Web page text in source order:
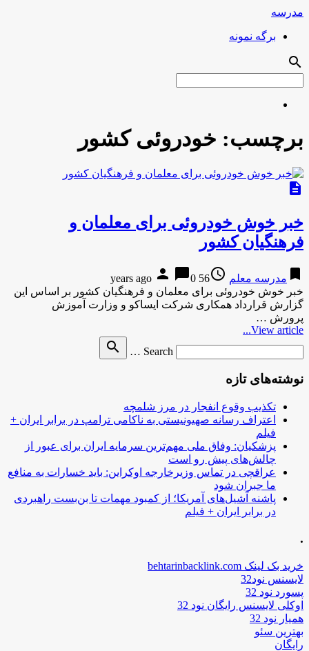
مدرسه
برگه نمونه
search
برچسب: خودروئی کشور
description
خبر خوش خودروئی برای معلمان و
فرهنگیان کشور
bookmark مدرسه معلم access_time
56 years ago
person chat_bubble0
خبر خوش خودروئی برای معلمان و فرهنگیان کشور بر اساس این
گزارش قرارداد همکاری شرکت ایساکو و وزارت آموزش
پرورش …
View article...
Search …
search
نوشته‌های تازه
تکذیب وقوع انفجار در مرز شلمچه
اعتراف رسانه صهیونیستی به ناکامی ترامپ در برابر ایران +
فیلم
پزشکیان: وفاق ملی مهم‌ترین سرمایه ایران برای عبور از
چالش‌های پیش رو است
عراقچی در تماس وزیرخارجه اوکراین: باید خسارات به منافع
ما جبران شود
پاشنه آشیل‌های آمریکا؛ از کمبود مهمات تا بن‌بست راهبردی
در برابر ایران + فیلم
.
خرید بک لینک behtarinbacklink.com
لایسنس نود32
پسورد نود 32
اوکلی لایسنس رایگان نود 32
همیار نود 32
بهترین سئو
رایگان